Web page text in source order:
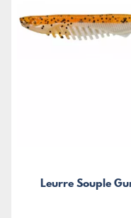
Leurre Souple